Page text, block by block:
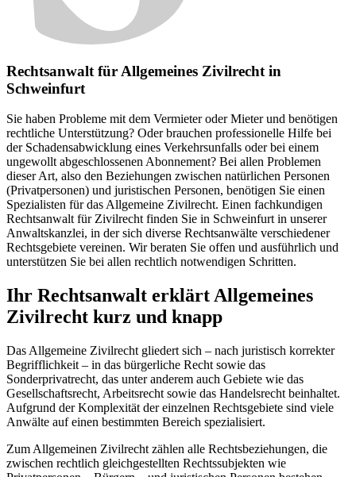
Rechtsanwalt für Allge­meines Zivil­recht in
Schweinfurt
Sie haben Probleme mit dem Vermieter oder Mieter und benötigen
rechtliche Unterstützung? Oder brauchen professionelle Hilfe bei
der Schadensabwicklung eines Verkehrsunfalls oder bei einem
ungewollt abgeschlossenen Abonnement? Bei allen Problemen
dieser Art, also den Beziehungen zwischen natürlichen Personen
(Privatpersonen) und juristischen Personen, benötigen Sie einen
Spezialisten für das Allgemeine Zivilrecht. Einen fachkundigen
Rechtsanwalt für Zivilrecht finden Sie in Schweinfurt in unserer
Anwaltskanzlei, in der sich diverse Rechtsanwälte verschiedener
Rechtsgebiete vereinen. Wir beraten Sie offen und ausführlich und
unterstützen Sie bei allen rechtlich notwendigen Schritten.
Ihr Rechtsanwalt erklärt Allgemeines
Zivilrecht kurz und knapp
Das Allgemeine Zivilrecht gliedert sich – nach juristisch korrekter
Begrifflichkeit – in das bürgerliche Recht sowie das
Sonderprivatrecht, das unter anderem auch Gebiete wie das
Gesellschaftsrecht, Arbeitsrecht sowie das Handelsrecht beinhaltet.
Aufgrund der Komplexität der einzelnen Rechtsgebiete sind viele
Anwälte auf einen bestimmten Bereich spezialisiert.
Zum Allgemeinen Zivilrecht zählen alle Rechtsbeziehungen, die
zwischen rechtlich gleichgestellten Rechtssubjekten wie